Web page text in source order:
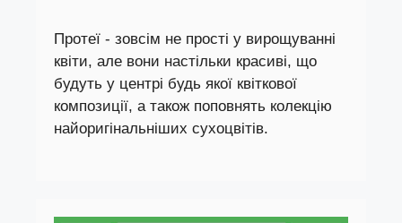
Протеї - зовсім не прості у вирощуванні
квіти, але вони настільки красиві, що
будуть у центрі будь якої квіткової
композиції, а також поповнять колекцію
найоригінальніших сухоцвітів.